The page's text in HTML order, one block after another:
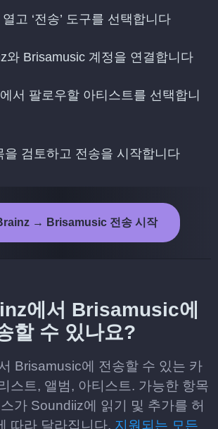
고 ‘전송’ 도구를 선택합니다
와 Brisamusic 계정을 연결합니다
서 팔로우할 아티스트를 선택합니
을 검토하고 전송을 시작합니다
→ Brisamusic 전송 시작
에서 Brisamusic에
할 수 있나요?
Brisamusic에 전송할 수 있는 카
스트, 앨범, 아티스트. 가능한 항목
가 Soundiiz에 읽기 및 추가를 허
따라 달라집니다. 지원되는 모든